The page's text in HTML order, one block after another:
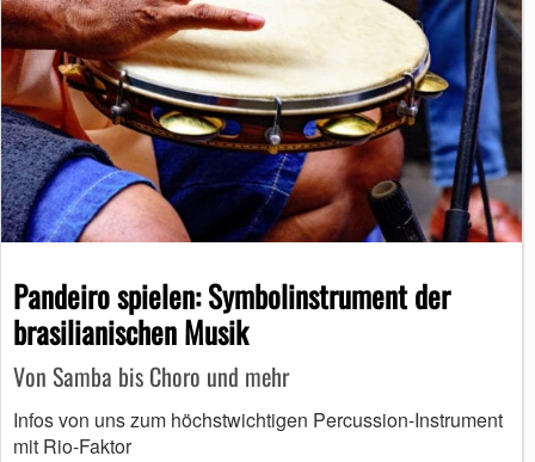
Pandeiro spielen: Symbolinstrument der
brasilianischen Musik
Von Samba bis Choro und mehr
Infos von uns zum höchstwichtigen Percussion-Instrument
mit Rio-Faktor